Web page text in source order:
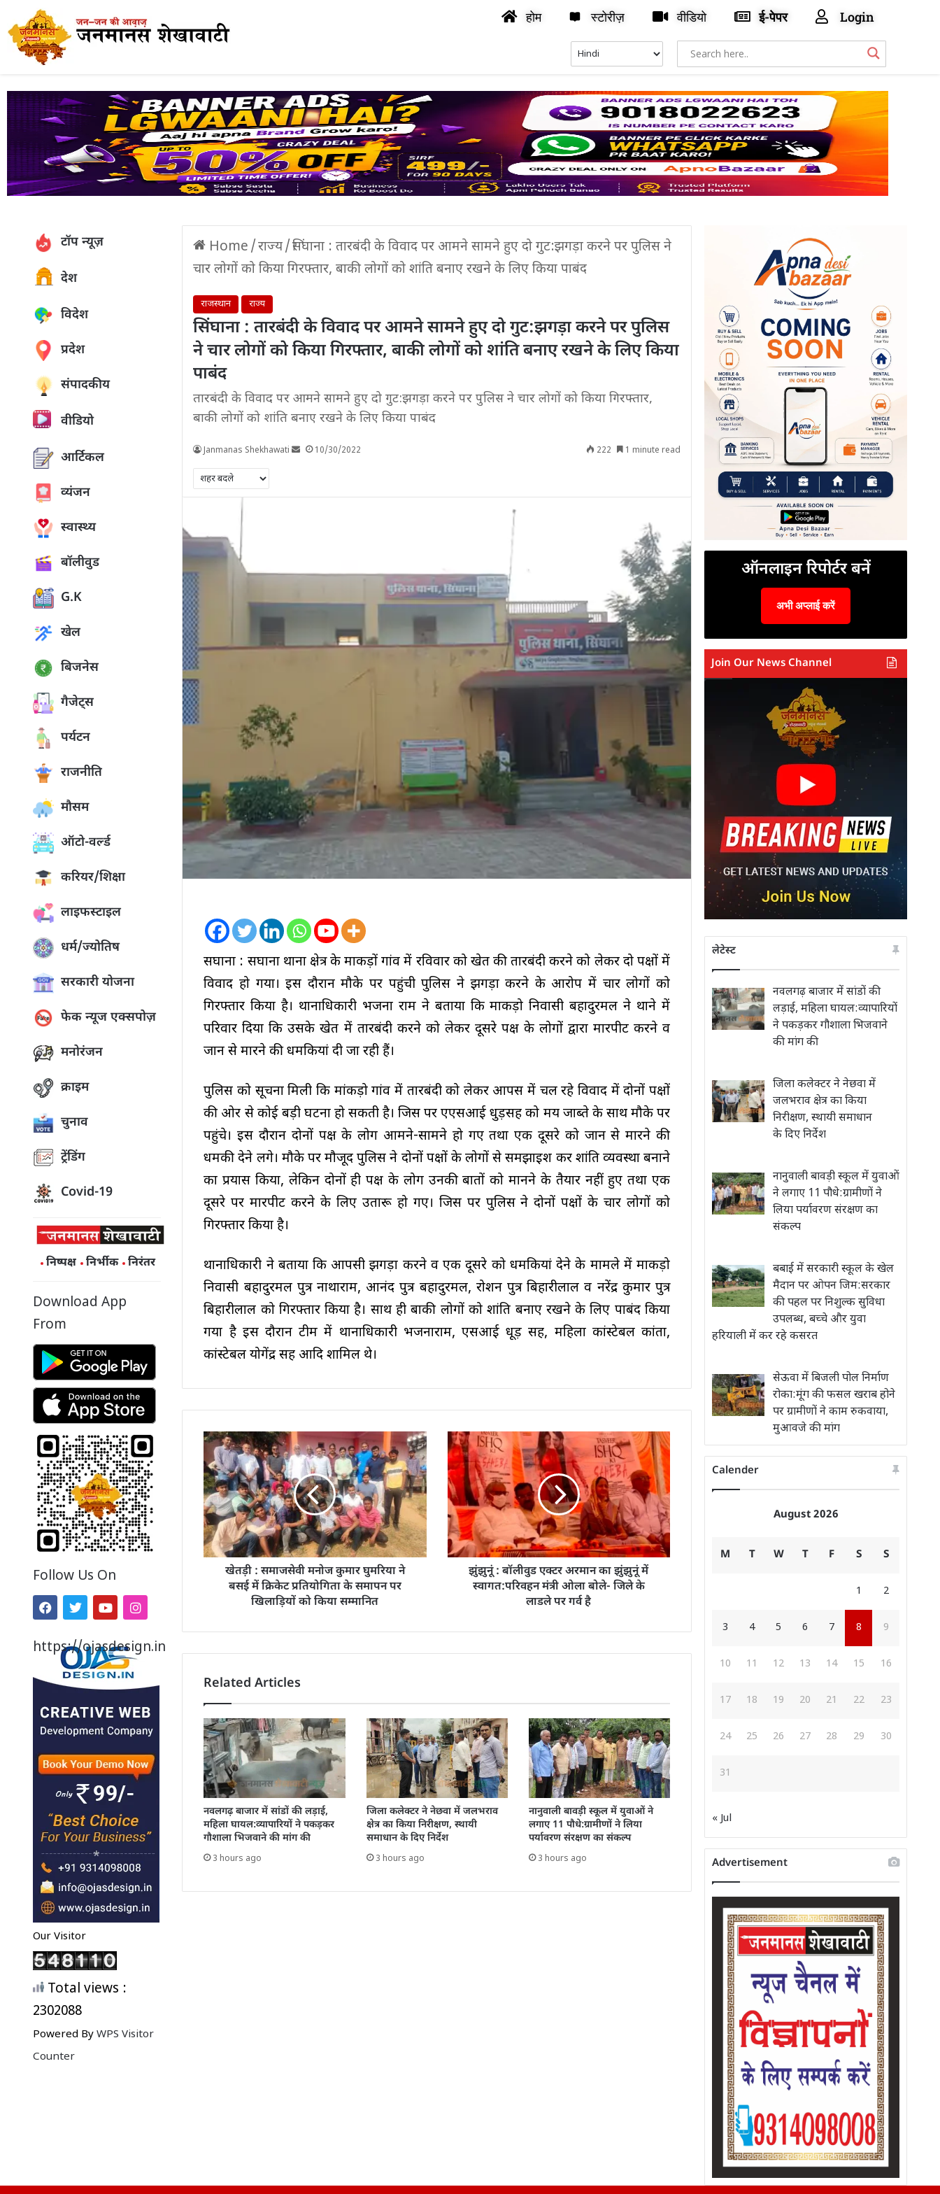
होम स्टोरीज़ वीडियो ई-पेपर Login
टॉप न्यूज़
देश
विदेश
प्रदेश
संपादकीय
वीडियो
आर्टिकल
व्यंजन
स्वास्थ्य
बॉलीवुड
G.K
खेल
बिजनेस
गैजेट्स
पर्यटन
राजनीति
मौसम
ऑटो-वर्ल्ड
करियर/शिक्षा
लाइफस्टाइल
धर्म/ज्योतिष
सरकारी योजना
फेक न्यूज एक्सपोज़
मनोरंजन
क्राइम
चुनाव
ट्रेंडिंग
Covid-19
निष्पक्ष निर्भीक निरंतर
Download App
From
Follow Us On
https://ojasdesign.in
Our Visitor
Total views :
2302088
Powered By WPS Visitor
Counter
Home /राज्य/सिंघाना : तारबंदी के विवाद पर आमने सामने हुए दो गुट:झगड़ा करने पर पुलिस ने
चार लोगों को किया गिरफ्तार, बाकी लोगों को शांति बनाए रखने के लिए किया पाबंद
राजस्थान राज्य
सिंघाना : तारबंदी के विवाद पर आमने सामने हुए दो गुट:झगड़ा करने पर पुलिस
ने चार लोगों को किया गिरफ्तार, बाकी लोगों को शांति बनाए रखने के लिए किया
पाबंद
तारबंदी के विवाद पर आमने सामने हुए दो गुट:झगड़ा करने पर पुलिस ने चार लोगों को किया गिरफ्तार,
बाकी लोगों को शांति बनाए रखने के लिए किया पाबंद
Janmanas Shekhawati 10/30/2022 222 1 minute read
सिंघाना : सिंघाना थाना क्षेत्र के माकड़ों गांव में रविवार को खेत की तारबंदी करने को लेकर दो पक्षों में
विवाद हो गया। इस दौरान मौके पर पहुंची पुलिस ने झगड़ा करने के आरोप में चार लोगों को
गिरफ्तार किया है। थानाधिकारी भजना राम ने बताया कि माकड़ो निवासी बहादुरमल ने थाने में
परिवार दिया कि उसके खेत में तारबंदी करने को लेकर दूसरे पक्ष के लोगों द्वारा मारपीट करने व
जान से मारने की धमकियां दी जा रही हैं।
पुलिस को सूचना मिली कि मांकड़ो गांव में तारबंदी को लेकर आपस में चल रहे विवाद में दोनों पक्षों
की ओर से कोई बड़ी घटना हो सकती है। जिस पर एएसआई धुड़सिंह को मय जाब्ते के साथ मौके पर
पहुंचे। इस दौरान दोनों पक्ष के लोग आमने-सामने हो गए तथा एक दूसरे को जान से मारने की
धमकी देने लगे। मौके पर मौजूद पुलिस ने दोनों पक्षों के लोगों से समझाइश कर शांति व्यवस्था बनाने
का प्रयास किया, लेकिन दोनों ही पक्ष के लोग उनकी बातों को मानने के तैयार नहीं हुए तथा एक
दूसरे पर मारपीट करने के लिए उतारू हो गए। जिस पर पुलिस ने दोनों पक्षों के चार लोगों को
गिरफ्तार किया है।
थानाधिकारी ने बताया कि आपसी झगड़ा करने व एक दूसरे को धमकियां देने के मामले में माकड़ो
निवासी बहादुरमल पुत्र नाथाराम, आनंद पुत्र बहादुरमल, रोशन पुत्र बिहारीलाल व नरेंद्र कुमार पुत्र
बिहारीलाल को गिरफ्तार किया है। साथ ही बाकी लोगों को शांति बनाए रखने के लिए पाबंद किया
गया है इस दौरान टीम में थानाधिकारी भजनाराम, एसआई धूड़ सिंह, महिला कांस्टेबल कांता,
कांस्टेबल योगेंद्र सिंह आदि शामिल थे।
खेतड़ी : समाजसेवी मनोज कुमार घुमरिया ने
बसई में क्रिकेट प्रतियोगिता के समापन पर
खिलाड़ियों को किया सम्मानित
झुंझुनूं : बॉलीवुड एक्टर अरमान का झुंझुनूं में
स्वागत:परिवहन मंत्री ओला बोले- जिले के
लाडले पर गर्व है
Related Articles
नवलगढ़ बाजार में सांडों की लड़ाई,
महिला घायल:व्यापारियों ने पकड़कर
गौशाला भिजवाने की मांग की
3 hours ago
जिला कलेक्टर ने नेछवा में जलभराव
क्षेत्र का किया निरीक्षण, स्थायी
समाधान के दिए निर्देश
3 hours ago
नानुवाली बावड़ी स्कूल में युवाओं ने
लगाए 11 पौधे:ग्रामीणों ने लिया
पर्यावरण संरक्षण का संकल्प
3 hours ago
ऑनलाइन रिपोर्टर बनें
अभी अप्लाई करें
Join Our News Channel
लेटेस्ट
नवलगढ़ बाजार में सांडों की
लड़ाई, महिला घायल:व्यापारियों
ने पकड़कर गौशाला भिजवाने
की मांग की
जिला कलेक्टर ने नेछवा में
जलभराव क्षेत्र का किया
निरीक्षण, स्थायी समाधान
के दिए निर्देश
नानुवाली बावड़ी स्कूल में युवाओं
ने लगाए 11 पौधे:ग्रामीणों ने
लिया पर्यावरण संरक्षण का
संकल्प
बबाई में सरकारी स्कूल के खेल
मैदान पर ओपन जिम:सरकार
की पहल पर निशुल्क सुविधा
उपलब्ध, बच्चे और युवा
हरियाली में कर रहे कसरत
सेऊवा में बिजली पोल निर्माण
रोका:मूंग की फसल खराब होने
पर ग्रामीणों ने काम रुकवाया,
मुआवजे की मांग
Calender
August 2026
M T W T F S S
1 2
3 4 5 6 7 8 9
10 11 12 13 14 15 16
17 18 19 20 21 22 23
24 25 26 27 28 29 30
31
« Jul
Advertisement